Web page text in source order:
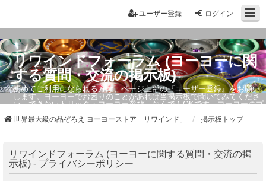
ログイン
ユーザー登録
リワインドフォーラム (ヨーヨーに関
する質問・交流の掲示板)
初めてご利用になられる方は、ページ上部の『ユーザー登録』をお願い
します。ヨーヨーでお困りのことがあれば当掲示板で聞いてみてくださ
い。できないトリック・ヨーヨー選び、なんでもOKです。ヨーヨーのプ
世界最大級の品ぞろえ ヨーヨーストア「リワインド」 掲示板トップ
リワインドフォーラム (ヨーヨーに関する質問・交流の掲
示板) - プライバシーポリシー